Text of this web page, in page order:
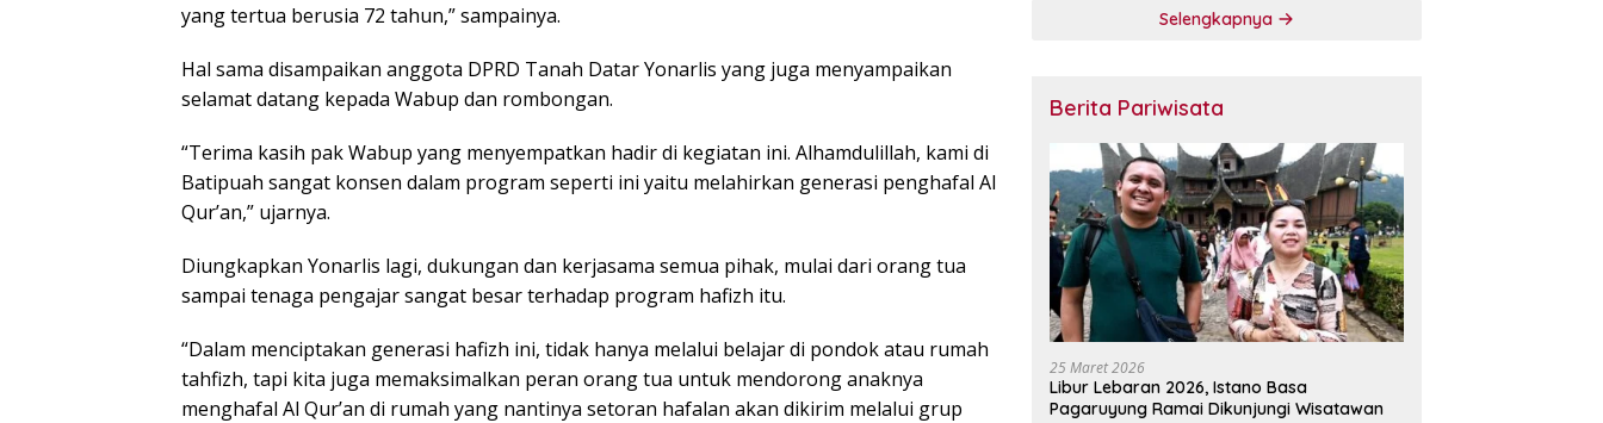
yang tertua berusia 72 tahun,” sampainya.
Hal sama disampaikan anggota DPRD Tanah Datar Yonarlis yang juga menyampaikan
selamat datang kepada Wabup dan rombongan.
“Terima kasih pak Wabup yang menyempatkan hadir di kegiatan ini. Alhamdulillah, kami di
Batipuah sangat konsen dalam program seperti ini yaitu melahirkan generasi penghafal Al
Qur’an,” ujarnya.
Diungkapkan Yonarlis lagi, dukungan dan kerjasama semua pihak, mulai dari orang tua
sampai tenaga pengajar sangat besar terhadap program hafizh itu.
“Dalam menciptakan generasi hafizh ini, tidak hanya melalui belajar di pondok atau rumah
tahfizh, tapi kita juga memaksimalkan peran orang tua untuk mendorong anaknya
menghafal Al Qur’an di rumah yang nantinya setoran hafalan akan dikirim melalui grup
Selengkapnya
Berita Pariwisata
25 Maret 2026
Libur Lebaran 2026, Istano Basa
Pagaruyung Ramai Dikunjungi Wisatawan